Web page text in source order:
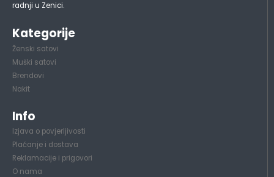
radnji u Zenici.
Kategorije
Ženski satovi
Muški satovi
Brendovi
Nakit
Info
Izjava o povjerljivosti
Plaćanje i dostava
Reklamacije i prigovori
O nama